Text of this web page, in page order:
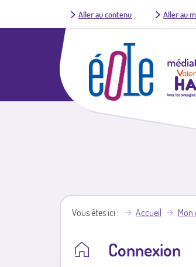
Aller au contenu Aller au
Vous êtes ici Accueil
Connexion